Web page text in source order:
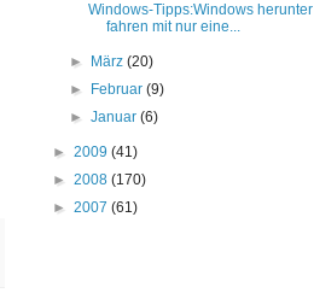
Windows-Tipps:Windows herunter
fahren mit nur eine...
► März(20)
►
Februar(9)
►Januar(6)
► 2009 (41)
► 2008 (170)
► 2007 (61)